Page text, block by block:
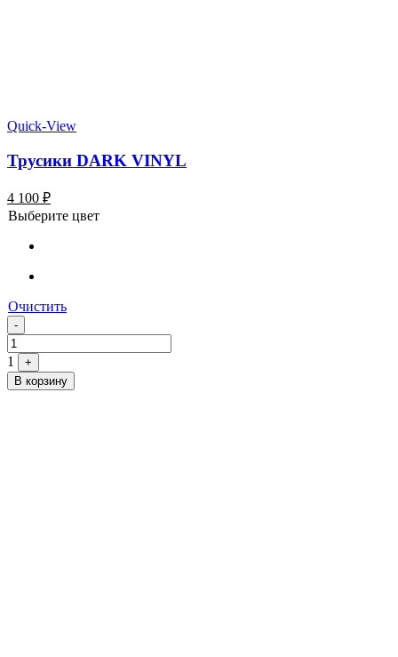
Quick-View
Трусики DARK VINYL
4 100 ₽
Выберите цвет
Очистить
Quantity
-
1
+
В корзину